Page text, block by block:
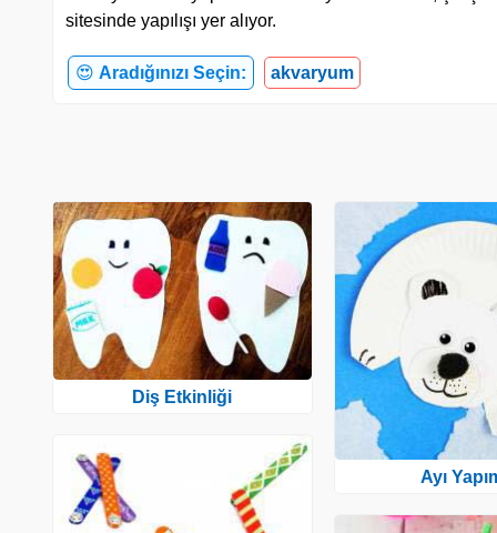
sitesinde yapılışı yer alıyor.
😍 Aradığınızı Seçin: akvaryum
Diş Etkinliği
Ayı